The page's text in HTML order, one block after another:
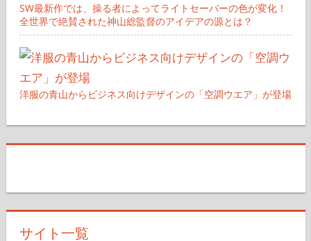
SW最新作では、操る者によってライトセーバーの色が変化！
全世界で絶賛された神山総監督のアイデアの源とは？
洋服の青山からビジネス向けデザインの「空調ウエア」が登場
サイト一覧